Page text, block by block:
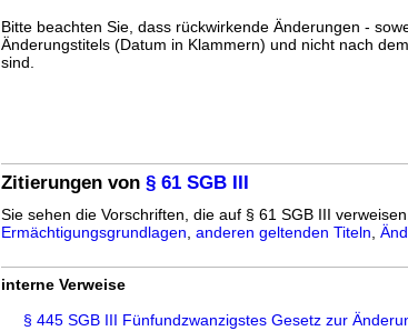
Bitte beachten Sie, dass rückwirkende Änderungen -
Änderungstitels (Datum in Klammern) und nicht nach
sind.
Zitierungen von § 61 SGB III
Sie sehen die Vorschriften, die auf § 61 SGB III
Ermächtigungsgrundlagen anderen geltenden Titeln
interne Verweise
§ 445 SGB III Fünfundzwanzigstes Gesetz zur